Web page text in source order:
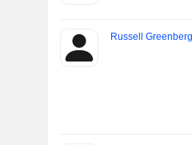
Russell Greenberg